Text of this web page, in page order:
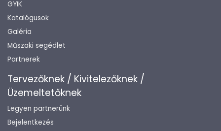
GYIK
Katalógusok
Galéria
Műszaki segédlet
Partnerek
Tervezőknek / Kivitelezőknek /
Üzemeltetőknek
Legyen partnerünk
Bejelentkezés